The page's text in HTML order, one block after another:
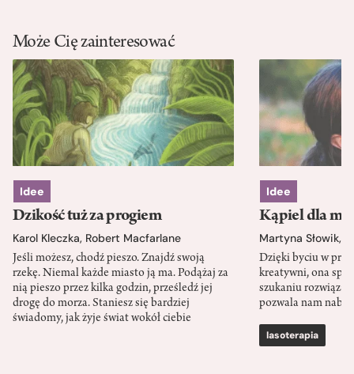
Może Cię zainteresować
Idee
Dzikość tuż za progiem
Karol Kleczka, Robert Macfarlane
Jeśli możesz, chodź pieszo. Znajdź swoją
rzekę. Niemal każde miasto ją ma. Podążaj za
nią pieszo przez kilka godzin, prześledź jej
drogę do morza. Staniesz się bardziej
świadomy, jak żyje świat wokół ciebie
Idee
Kąpiel dla
Martyna Słowik,
Dzięki byciu w
kreatywni, ona
szukaniu
pozwala nam
lasoterapia